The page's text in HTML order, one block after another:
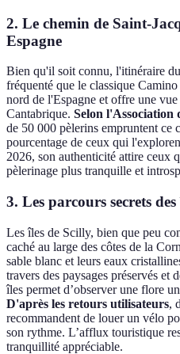
2. Le chemin de Saint-
Espagne
Bien qu'il soit connu, l'itinéraire
fréquenté que le classique
nord de l'Espagne et offre une
Cantabrique. Selon l'Association
de 50 000 pèlerins empruntent ce
pourcentage de ceux qui
2026, son authenticité attire ceux
pèlerinage plus tranquille et
3. Les parcours secrets
Les îles de Scilly, bien que peu
caché au large des côtes de la
sable blanc et leurs eaux
travers des paysages préservés et
îles permet d’observer une flore
D'après les retours utilisateurs,
recommandent de louer un vélo
son rythme. L’afflux touristique
tranquillité appréciable.